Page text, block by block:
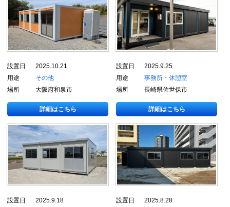
設置日
2025.10.21
用途
その他
場所
大阪府和泉市
詳細はこちら
設置日
2025.9.25
用途
事務所・休憩室
場所
長崎県佐世保市
詳細はこちら
設置日 2025.9.18 設置日 2025.8.28